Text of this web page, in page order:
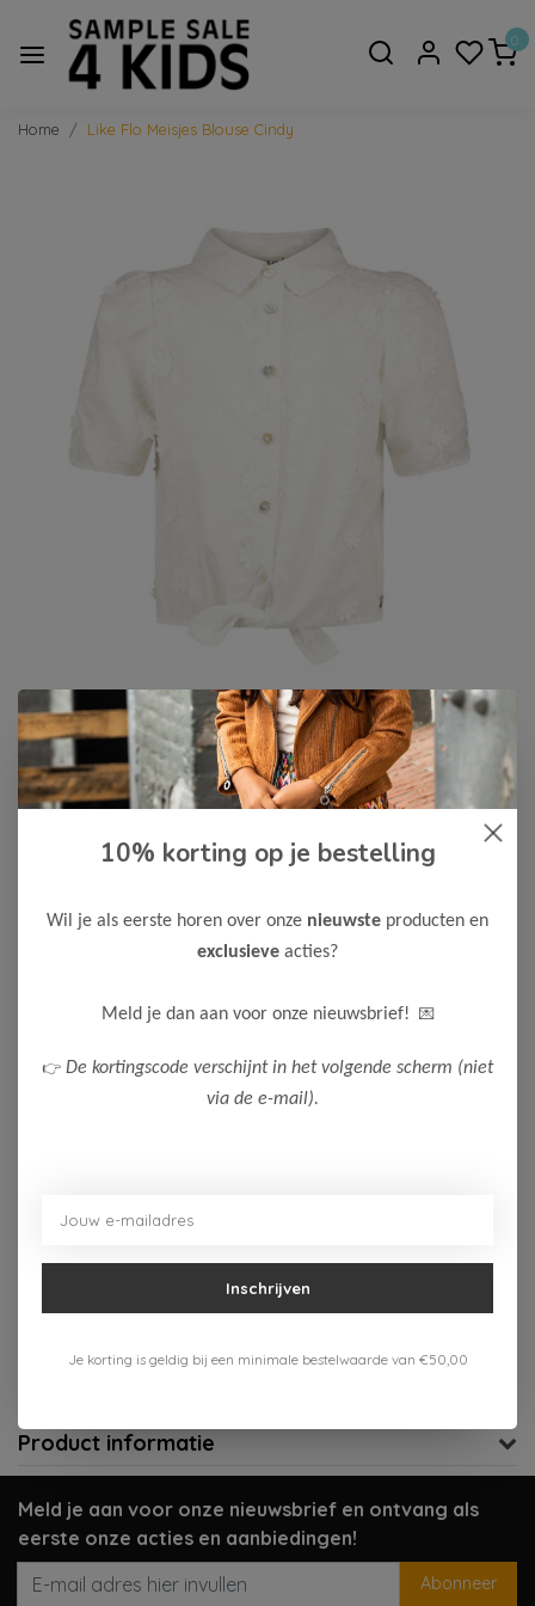
0
Home Like Flo Meisjes Blouse Cindy
Like Flo -50%
22,50 44,99
Maak een keuze:
Aan verlanglijst toevoegen
Gratis verzenden vanaf 75,-
Verzenden 1-3 werkdagen
Product informatie
Meld je aan voor onze nieuwsbrief en ontvang als
eerste onze acties en aanbiedingen!
Abonneer
10% korting op je bestelling
Wil je als eerste horen over onze nieuwste producten en
exclusieve acties?
Meld je dan aan voor onze nieuwsbrief! 💌
👉 De kortingscode verschijnt in het volgende scherm (niet
via de e-mail).
Inschrijven
Je korting is geldig bij een minimale bestelwaarde van €50,00